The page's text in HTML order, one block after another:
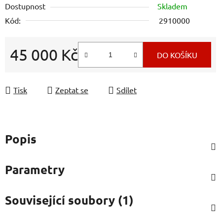
Dostupnost
Skladem
Kód:
2910000
45 000 Kč DO KOŠÍKU
Tisk Zeptat se Sdílet
Popis
Parametry
Související soubory (1)